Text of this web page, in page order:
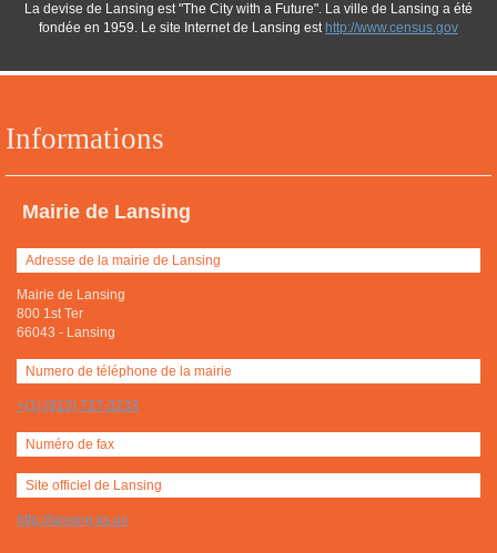
Informations
Mairie de Lansing
Adresse de la mairie de Lansing
Mairie de Lansing
800 1st Ter
66043 - Lansing
Numero de téléphone de la mairie
+(1) (913) 727-3233
Numéro de fax
Site officiel de Lansing
http://lansing.ks.us
La devise de Lansing est "The City with a Future". La ville de Lansing a été
fondée en 1959. Le site Internet de Lansing est http://www.census.gov